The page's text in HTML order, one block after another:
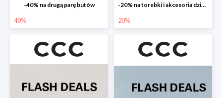
-40% na drugą parę butów
40%
-20% na torebki i akcesoria dziecięce
20%